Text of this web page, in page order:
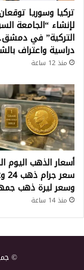
تركيا وسوريا
لإنشاء “الجامعة
التركية” في
دراسية واعتراف
منذ 12 ساعة
أسعار الذهب اليوم
وسعر ليرة ذهب
منذ 14 ساعة
©